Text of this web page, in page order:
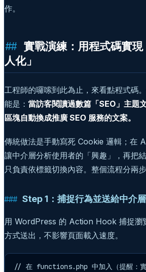
作。
實戰演練：用程式碼實
人化」
工程師的囉嗦到此為止，來看點程式碼
能是： 當訪客閱讀過數篇「SEO」主題
區塊自動換成推廣 SEO 服務的文案。
傳統做法是手動寫死 Cookie 邏輯；在
讓中介層分析使用者的「興趣」，再把
只負責依標籤切換內容。整個流程分兩步
Step 1：捕捉行為並送給中介層
用 WordPress 的 Action Hook 捕捉瀏
方式送出，不影響頁面載入速度。
// 在 functions.php 中加入（提醒：實